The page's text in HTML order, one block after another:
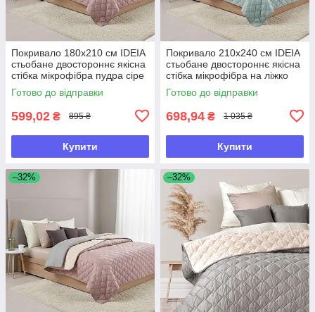
Покривало 180х210 см IDEIA
стьобане двостороннє якісна
стібка мікрофібра пудра сіре
на ліжко, диван
Готово до відправки
599,02 ₴ 895 ₴
Купити
Покривало 210х240 см IDEIA
стьобане двостороннє якісна
стібка мікрофібра на ліжко
диван
Готово до відправки
698,94 ₴ 1 035 ₴
Купити
–32% –32%